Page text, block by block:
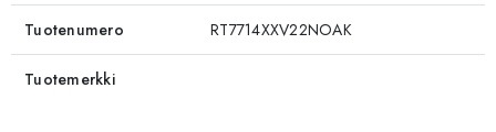
Tuotenumero RT7714XXV22NOAK
Tuotemerkki